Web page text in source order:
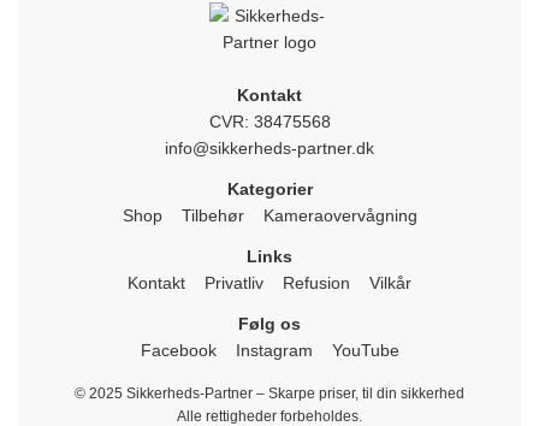
Kontakt
CVR: 38475568
info@sikkerheds-partner.dk
Kategorier
Shop
Tilbehør Kameraovervågning
Links
Kontakt
Privatliv Refusion Vilkår
Følg os
Facebook
Instagram YouTube
© 2025 Sikkerheds-Partner – Skarpe priser, til din sikkerhed
Alle rettigheder forbeholdes.